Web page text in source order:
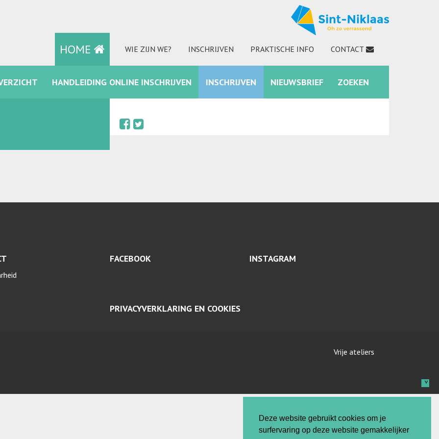
Deze website gebruikt cookies om je
surfervaring op deze website gemakkelijker
HOME WIE ZIJN WE? INSCHRIJVEN PRAKTISCHE INFO CONTACT
FACEBOOK INSTAGRAM ZOEKEN
HANDLEIDING ONLINE INSCHRIJVEN INSCHRIJVEN NIEUWSBRIEF ZOEKEN
FACEBOOK INSTAGRAM
PRIVACYVERKLARING EN COOKIES
Vrije ateliers